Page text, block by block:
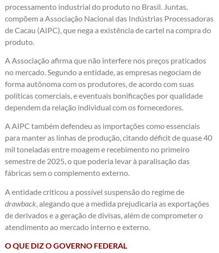
processamento industrial do produto no Brasil. Juntas,
compõem a Associação Nacional das Indústrias Processadoras
de Cacau (AIPC), que nega a existência de cartel na compra do
produto.
A Associação afirma que não interfere nos preços praticados
no mercado. Segundo a entidade, as empresas negociam de
forma autônoma com os produtores, de acordo com suas
políticas comerciais, e eventuais bonificações por qualidade
dependem da relação individual com os fornecedores.
A AIPC também defendeu as importações como essenciais
para manter as linhas de produção, citando déficit de quase 40
mil toneladas entre moagem e recebimento no primeiro
semestre de 2025, o que poderia levar à paralisação das
fábricas sem o complemento externo.
A entidade criticou a possível suspensão do regime de
drawback, alegando que a medida prejudicaria as exportações
de derivados e a geração de divisas, além de comprometer o
atendimento ao mercado interno e externo.
O QUE DIZ O GOVERNO FEDERAL